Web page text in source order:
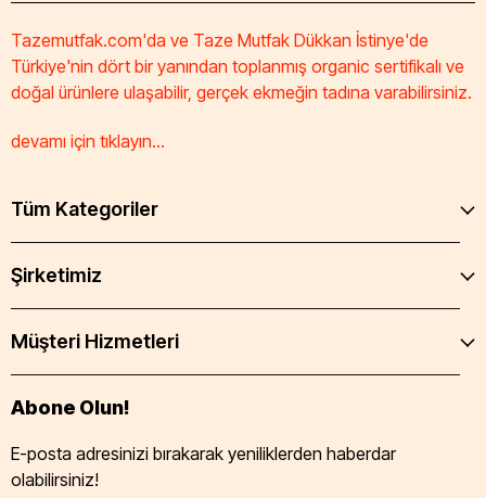
Tazemutfak.com'da ve Taze Mutfak Dükkan İstinye'de
Türkiye'nin dört bir yanından toplanmış organic sertifikalı ve
doğal ürünlere ulaşabilir, gerçek ekmeğin tadına varabilirsiniz.
devamı için tıklayın...
Tüm Kategoriler
Şirketimiz
Müşteri Hizmetleri
Abone Olun!
E-posta adresinizi bırakarak yeniliklerden haberdar
olabilirsiniz!